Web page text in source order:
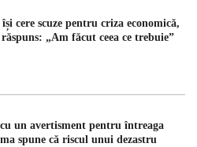
cere scuze pentru criza economică,
„Am făcut ceea ce trebuie”
un avertisment pentru întreaga
spune că riscul unui dezastru